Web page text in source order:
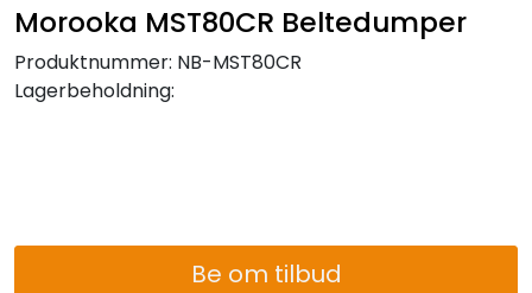
Morooka MST80CR Beltedumper
Produktnummer: NB-MST80CR
Lagerbeholdning:
Be om tilbud